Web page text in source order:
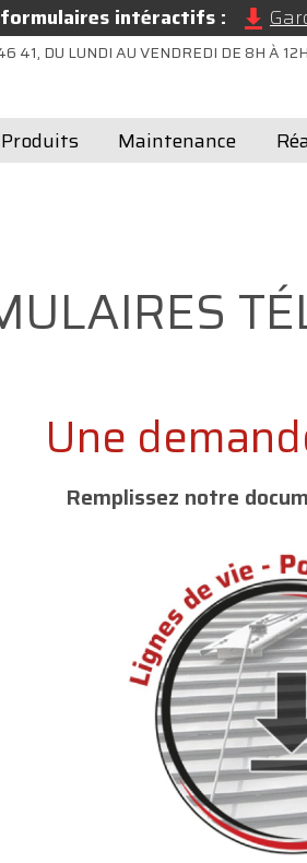
formulaires intéractifs :
DU LUNDI AU VENDREDI DE 8H À
Produits Maintenance
Une
Remplissez notre